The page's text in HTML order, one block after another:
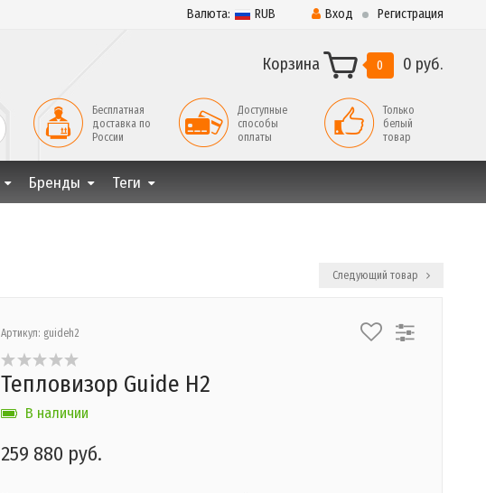
Валюта: RUB Вход Регистрация
Корзина 0 0 руб.
Бесплатная
доставка по
России
Доступные
способы
оплаты
Только
белый
товар
Бренды Теги
Следующий товар
Артикул: guideh2
Тепловизор Guide H2
В наличии
259 880 руб.